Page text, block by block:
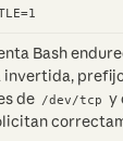
Bash
invertida,
de /dev/tcp y